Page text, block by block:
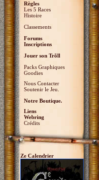
Règles
Les 5 Races
Histoire
Classements
Forums
Inscriptions
Jouer son Trõll
Packs Graphiques
Goodies
Nous Contacter
Soutenir le Jeu.
Notre Boutique.
Liens
Webring
Crédits
Ze Calendrier